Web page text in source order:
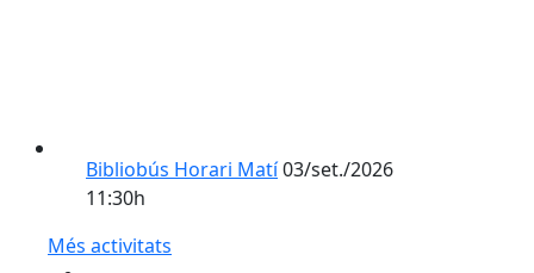
Bibliobús Horari Matí03/set./2026
11:30h
Més activitats